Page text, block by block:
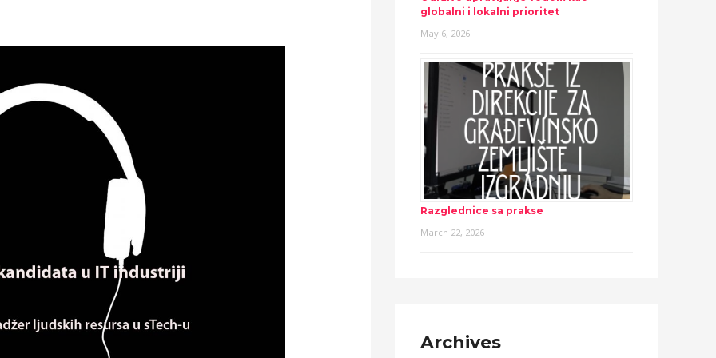
globalni i lokalni prioritet
May 6, 2026
Razglednice sa prakse
March 22, 2026
Archives